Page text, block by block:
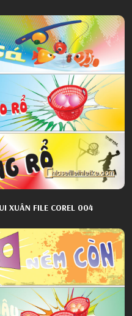
XUÂN FILE COREL 004